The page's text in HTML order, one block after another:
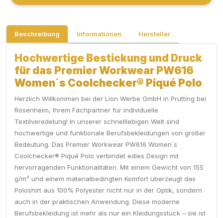
Beschreibung Informationen Hersteller
Hochwertige Bestickung und Druck
für das Premier Workwear PW616
Women´s Coolchecker® Piqué Polo
Herzlich Willkommen bei der Lion Werbe GmbH in Prutting bei
Rosenheim, Ihrem Fachpartner für individuelle
Textilveredelung! In unserer schnelllebigen Welt sind
hochwertige und funktionale Berufsbekleidungen von großer
Bedeutung. Das Premier Workwear PW616 Women´s
Coolchecker® Piqué Polo verbindet edles Design mit
hervorragenden Funktionalitäten. Mit einem Gewicht von 155
g/m² und einem materialbedingten Komfort überzeugt das
Poloshirt aus 100% Polyester nicht nur in der Optik, sondern
auch in der praktischen Anwendung. Diese moderne
Berufsbekleidung ist mehr als nur ein Kleidungsstück – sie ist